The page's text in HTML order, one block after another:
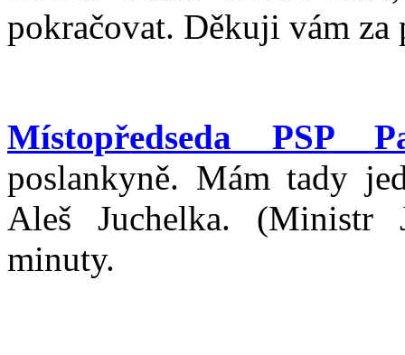
pokračovat. Děkuji vám za
Místopředseda PSP
poslankyně. Mám tady
Aleš Juchelka. (Ministr
minuty.